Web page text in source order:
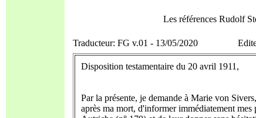
Les références Rudolf
Traducteur: FG v.01 - 13/05/2020
Disposition testamentaire du 20 avril 1911,
Par la présente, je demande à Marie von
après ma mort, d'informer immédiatement mes